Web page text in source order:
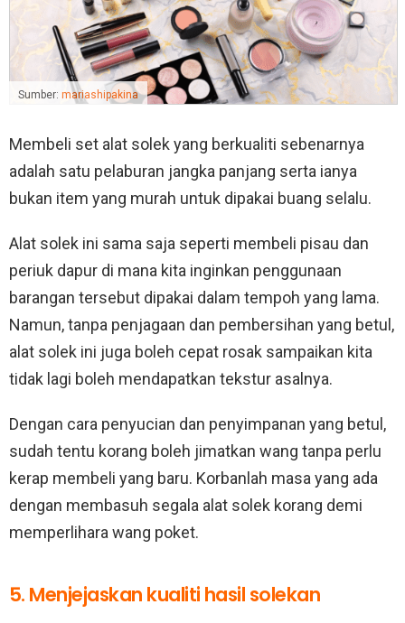
Sumber: mariashipakina
Membeli set alat solek yang berkualiti sebenarnya
adalah satu pelaburan jangka panjang serta ianya
bukan item yang murah untuk dipakai buang selalu.
Alat solek ini sama saja seperti membeli pisau dan
periuk dapur di mana kita inginkan penggunaan
barangan tersebut dipakai dalam tempoh yang lama.
Namun, tanpa penjagaan dan pembersihan yang betul,
alat solek ini juga boleh cepat rosak sampaikan kita
tidak lagi boleh mendapatkan tekstur asalnya.
Dengan cara penyucian dan penyimpanan yang betul,
sudah tentu korang boleh jimatkan wang tanpa perlu
kerap membeli yang baru. Korbanlah masa yang ada
dengan membasuh segala alat solek korang demi
memperlihara wang poket.
5. Menjejaskan kualiti hasil solekan